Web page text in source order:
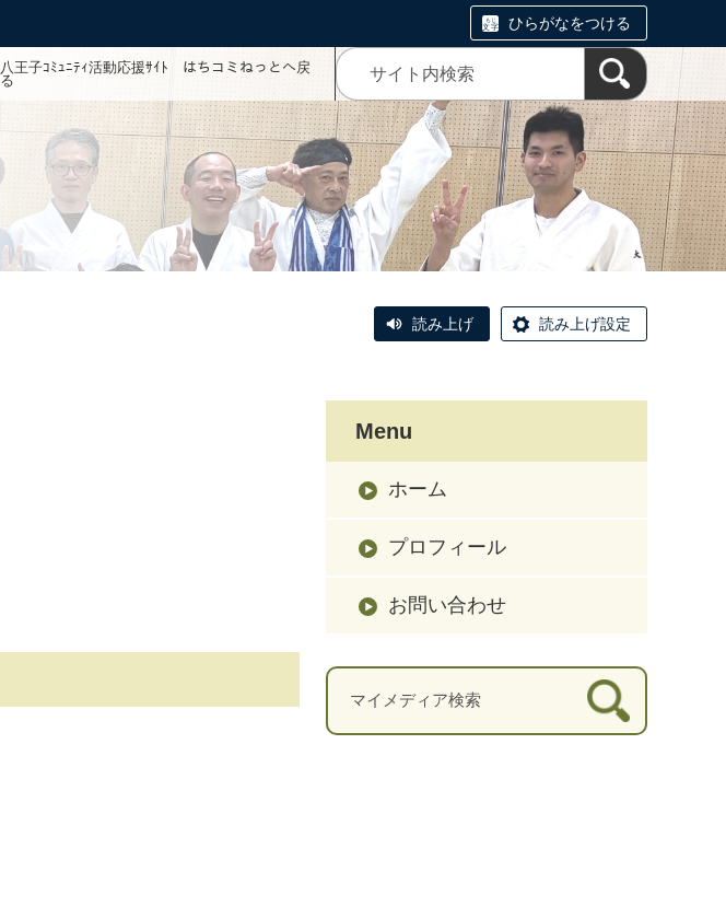
ひらがなをつける
八王子ｺﾐｭﾆﾃｨ活動応援ｻｲﾄ はちコミねっとへ戻
る
読み上げ 読み上げ設定
Menu
ホーム
プロフィール
お問い合わせ